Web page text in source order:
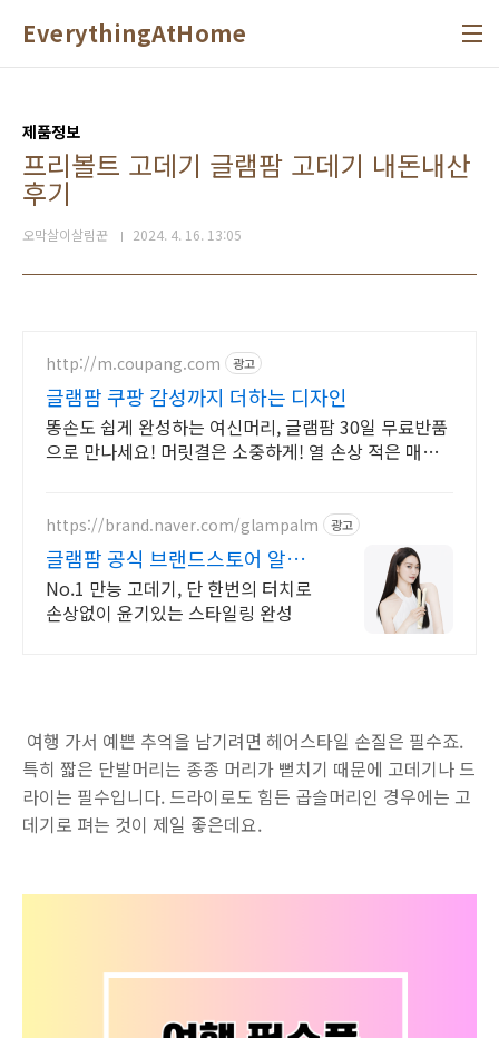
EverythingAtHome
제품정보
프리볼트 고데기 글램팜 고데기 내돈내산
후기
오막살이살림꾼 2024. 4. 16. 13:05
http://m.coupang.com 광고
글램팜 쿠팡 감성까지 더하는 디자인
똥손도 쉽게 완성하는 여신머리, 글램팜 30일 무료반품
으로 만나세요! 머릿결은 소중하게! 열 손상 적은 매직
https://brand.naver.com/glampalm 광고
글램팜 공식 브랜드스토어 알림
받기 할인 쿠폰 증정
No.1 만능 고데기, 단 한번의 터치로
손상없이 윤기있는 스타일링 완성
여행 가서 예쁜 추억을 남기려면 헤어스타일 손질은 필수죠.
특히 짧은 단발머리는 종종 머리가 뻗치기 때문에 고데기나 드
라이는 필수입니다. 드라이로도 힘든 곱슬머리인 경우에는 고
데기로 펴는 것이 제일 좋은데요.